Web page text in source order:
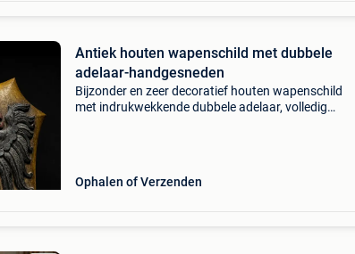
Antiek houten wapenschild met dubbele
adelaar-handgesneden
Bijzonder en zeer decoratief houten wapenschild
met indrukwekkende dubbele adelaar, volledig
Ophalen of Verzenden